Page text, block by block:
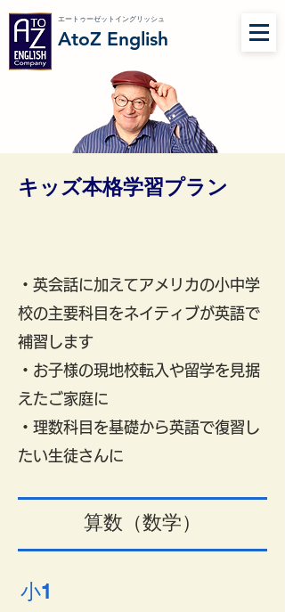
AtoZ English
エートゥーゼットイングリッシュ
キッズ本格学習プラン
・英会話に加えてアメリカの小中学
校の主要科目をネイティブが英語で
補習します
・お子様の現地校転入や留学を見据
えたご家庭に
・理数科目を基礎から英語で復習し
たい生徒さんに
​算数（数学）
​小1